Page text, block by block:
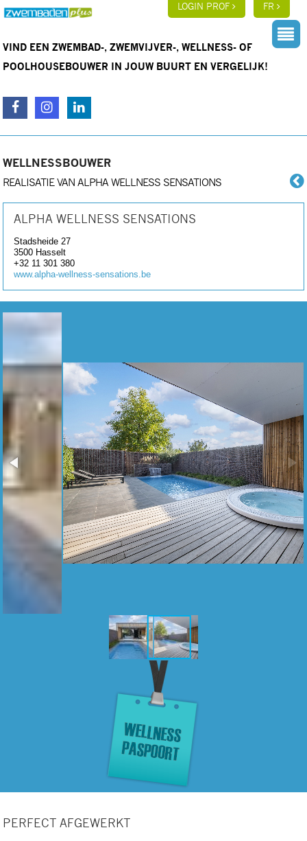
LOGIN PROF FR
VIND EEN ZWEMBAD-, ZWEMVIJVER-, WELLNESS- OF
POOLHOUSEBOUWER IN JOUW BUURT EN VERGELIJK!
WELLNESSBOUWER
REALISATIE VAN ALPHA WELLNESS SENSATIONS
ALPHA WELLNESS SENSATIONS
Stadsheide 27
3500 Hasselt
+32 11 301 380
www.alpha-wellness-sensations.be
PERFECT AFGEWERKT